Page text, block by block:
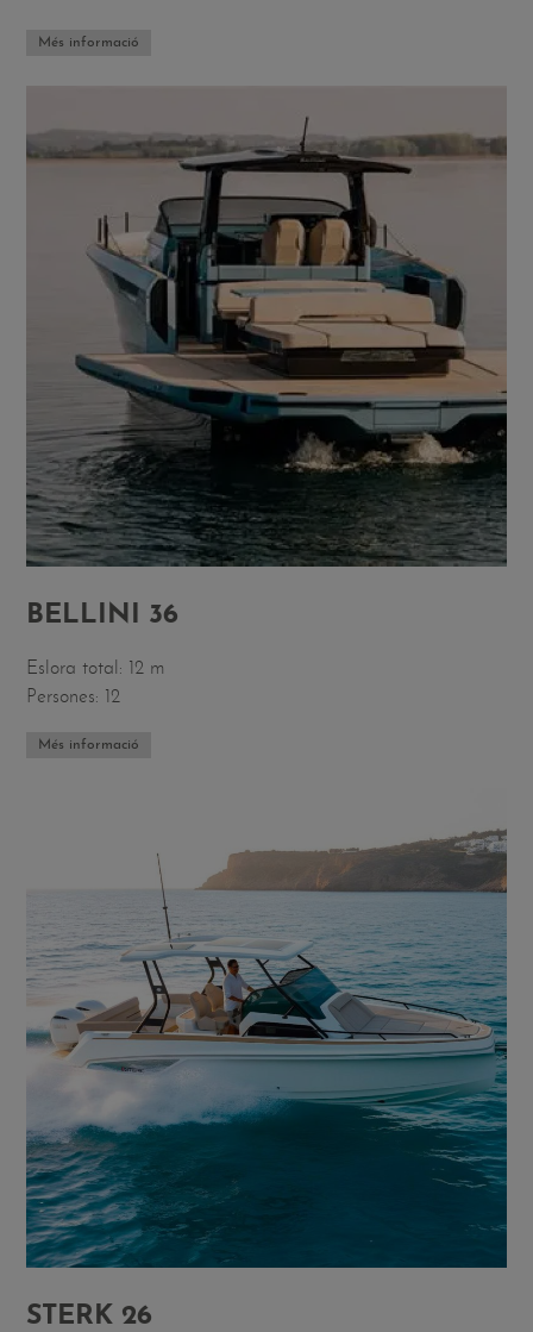
Més informació
BELLINI 36
Eslora total: 12 m
Persones: 12
Més informació
STERK 26